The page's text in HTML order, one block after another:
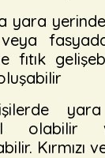
yara
fıtık
Kırmızı